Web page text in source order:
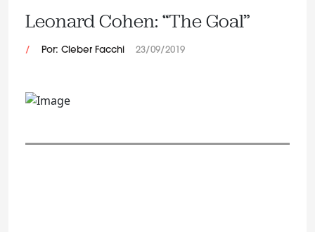
Leonard Cohen: “The Goal”
/ Por: Cleber Facchi 23/09/2019